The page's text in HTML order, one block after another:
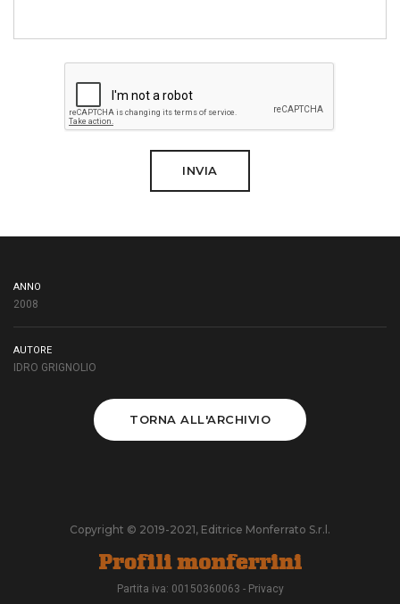
INVIA
ANNO
2008
AUTORE
IDRO GRIGNOLIO
TORNA ALL'ARCHIVIO
Copyright © 2019-2021, Editrice Monferrato S.r.l.
Partita iva: 00150360063 - Privacy